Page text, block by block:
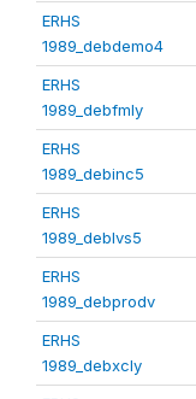
ERHS
1989_debdemo4
ERHS
1989_debfmly
ERHS
1989_debinc5
ERHS
1989_deblvs5
ERHS
1989_debprodv
ERHS
1989_debxcly